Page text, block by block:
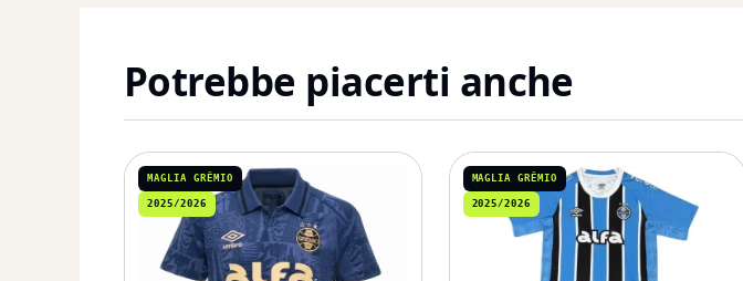
Potrebbe piacerti anche
MAGLIA GRÊMIO
2025/2026
MAGLIA GRÊMIO
2025/2026